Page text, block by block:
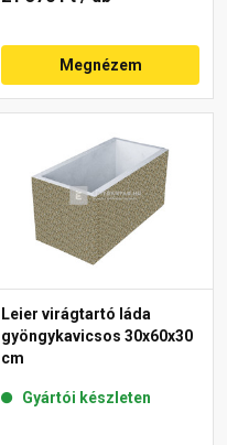
Megnézem
Leier virágtartó láda
gyöngykavicsos 30x60x30
cm
Gyártói készleten